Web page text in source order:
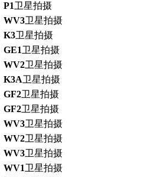
P1卫星拍摄
WV3卫星拍摄
K3卫星拍摄
GE1卫星拍摄
WV2卫星拍摄
K3A卫星拍摄
GF2卫星拍摄
GF2卫星拍摄
WV3卫星拍摄
WV2卫星拍摄
WV3卫星拍摄
WV1卫星拍摄